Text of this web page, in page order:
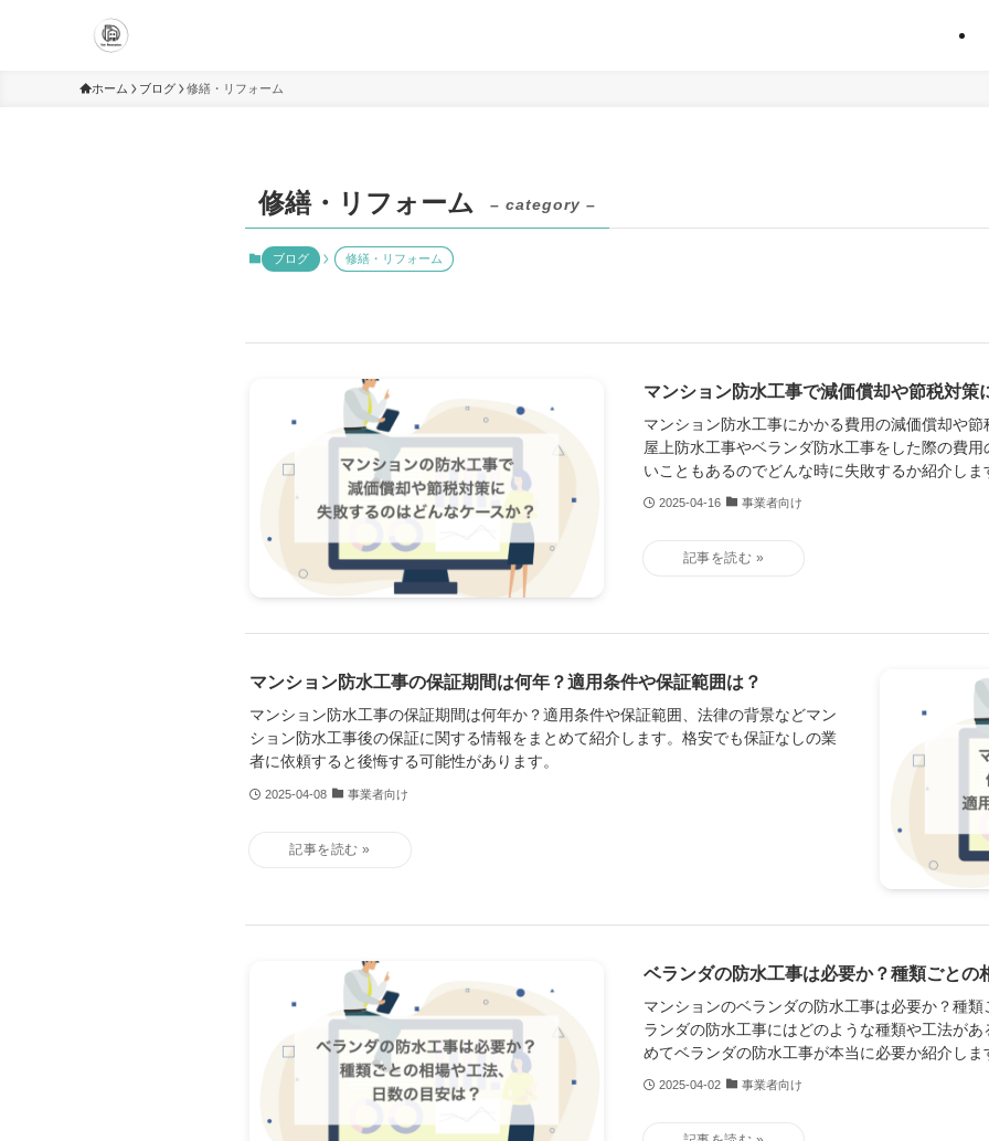
ホーム ブログ 修繕・リフォーム
修繕・リフォーム – category –
ブログ 修繕・リフォーム
マンション防水工事で減価償却や節税対策
マンション防水工事にかかる費用の減価償却や節
屋上防水工事やベランダ防水工事をした際の費
いこともあるのでどんな時に失敗するか紹介しま
2025-04-16 事業者向け
マンション防水工事の保証期間は何年？適用条件や保証範囲は？
マンション防水工事の保証期間は何年か？適用条件や保証範囲、法律の背景などマン
ション防水工事後の保証に関する情報をまとめて紹介します。格安でも保証なしの業
者に依頼すると後悔する可能性があります。
2025-04-08 事業者向け
ベランダの防水工事は必要か？種類ごとの
マンションのベランダの防水工事は必要か？種
ランダの防水工事にはどのような種類や工法が
めてベランダの防水工事が本当に必要か紹介しま
2025-04-02 事業者向け